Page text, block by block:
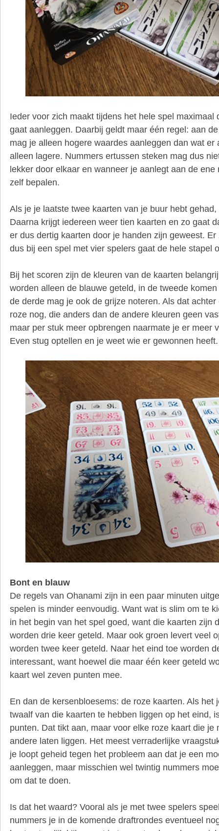
Ieder voor zich maakt tijdens het hele spel maximaal
gaat aanleggen. Daarbij geldt maar één regel: aan
mag je alleen hogere waardes aanleggen dan wat er
alleen lagere. Nummers ertussen steken mag dus
lekker door elkaar en wanneer je aanlegt aan de
zelf bepalen.
Als je je laatste twee kaarten van je buur hebt
Daarna krijgt iedereen weer tien kaarten en zo gaat
er dus dertig kaarten door je handen zijn geweest.
dus bij een spel met vier spelers gaat de hele stapel
Bij het scoren zijn de kleuren van de kaarten
worden alleen de blauwe geteld, in de tweede
de derde mag je ook de grijze noteren. Als dat
roze nog, die anders dan de andere kleuren geen
maar per stuk meer opbrengen naarmate je er meer
Even stug optellen en je weet wie er gewonnen heeft.
Bont en blauw
De regels van Ohanami zijn in een paar minuten
spelen is minder eenvoudig. Want wat is slim om te
in het begin van het spel goed, want die kaarten zijn
worden drie keer geteld. Maar ook groen levert veel
worden twee keer geteld. Naar het eind toe worden
interessant, want hoewel die maar één keer geteld
kaart wel zeven punten mee.
En dan de kersenbloesems: de roze kaarten. Als het
twaalf van die kaarten te hebben liggen op het eind,
punten. Dat tikt aan, maar voor elke roze kaart die je
andere laten liggen. Het meest verraderlijke
je loopt geheid tegen het probleem aan dat je een
aanleggen, maar misschien wel twintig nummers
om dat te doen.
Is dat het waard? Vooral als je met twee spelers
nummers je in de komende draftrondes eventueel